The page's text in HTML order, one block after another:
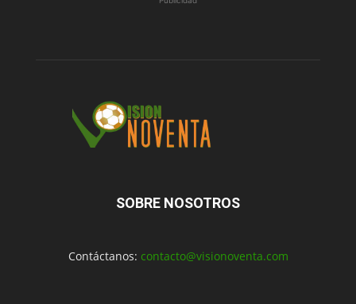
SOBRE NOSOTROS
Contáctanos: contacto@visionoventa.com